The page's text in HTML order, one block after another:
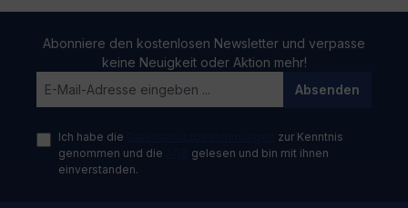
Abonniere den kostenlosen Newsletter und verpasse
keine Neuigkeit oder Aktion mehr!
Absenden
Ich habe die
zur Kenntnis
genommen und die
gelesen und bin mit ihnen
einverstanden.